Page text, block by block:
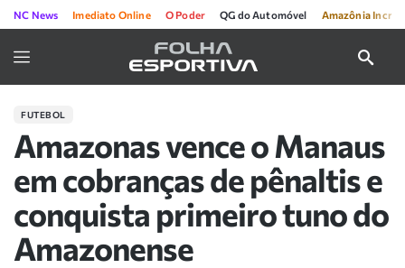
NC News Imediato Online O Poder QG do Automóvel Amazônia
FUTEBOL
Amazonas vence o Manaus
em cobranças de pênaltis e
conquista primeiro tuno do
Amazonense